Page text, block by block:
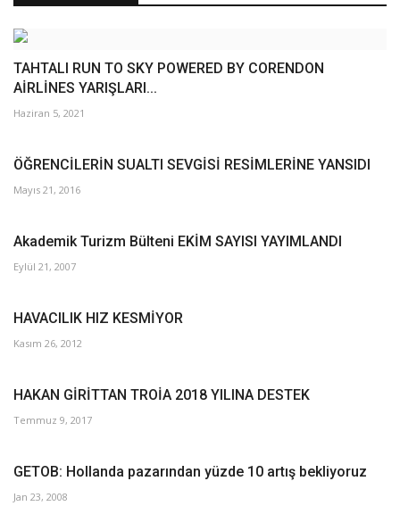
TAHTALI RUN TO SKY POWERED BY CORENDON
AİRLİNES YARIŞLARI...
Haziran 5, 2021
ÖĞRENCİLERİN SUALTI SEVGİSİ RESİMLERİNE YANSIDI
Mayıs 21, 2016
Akademik Turizm Bülteni EKİM SAYISI YAYIMLANDI
Eylül 21, 2007
HAVACILIK HIZ KESMİYOR
Kasım 26, 2012
HAKAN GİRİTTAN TROİA 2018 YILINA DESTEK
Temmuz 9, 2017
GETOB: Hollanda pazarından yüzde 10 artış bekliyoruz
Jan 23, 2008